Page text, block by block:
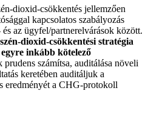
dioxid-csökkentés jellemzően
kapcsolatos szabályozás
az ügyfel/partnerelvárások között.
dioxid-csökkentési stratégia
inkább kötelező
prudens számítsa, auditálása növeli
keretében auditáljuk a
eredményét a CHG-protokoll